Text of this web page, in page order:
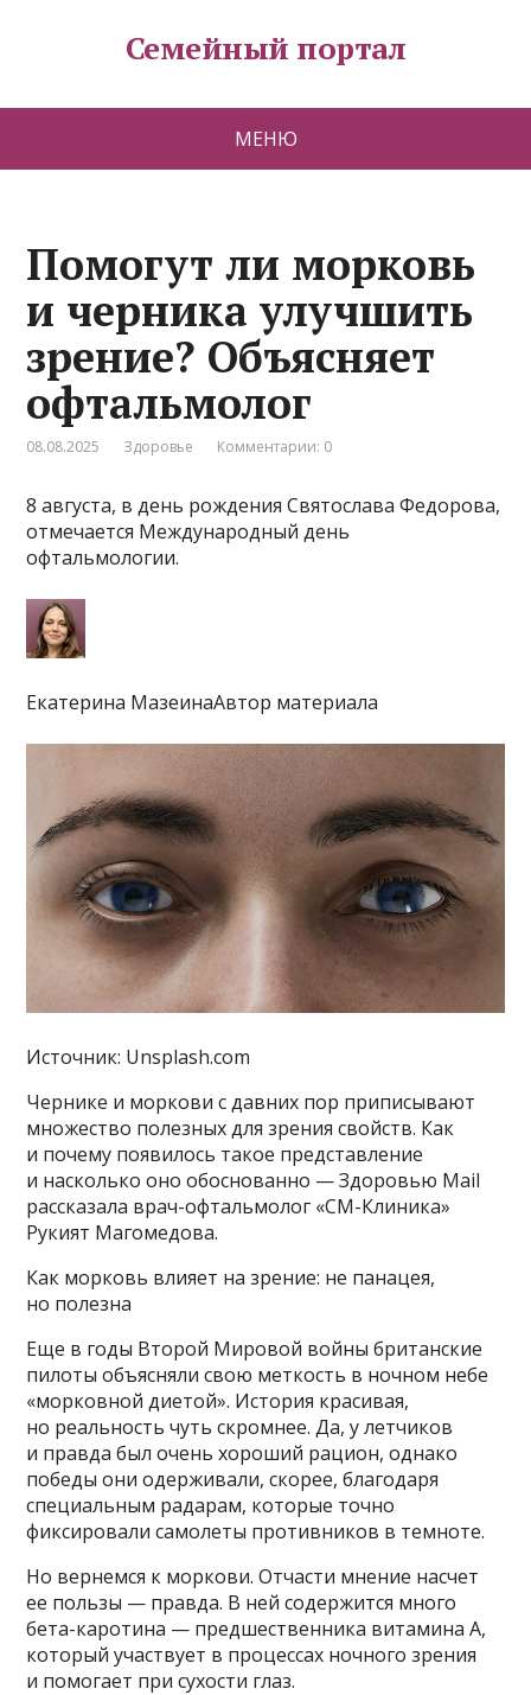
Семейный портал
МЕНЮ
Помогут ли морковь
и черника улучшить
зрение? Объясняет
офтальмолог
08.08.2025 Здоровье Комментарии: 0
8 августа, в день рождения Святослава Федорова,
отмечается Международный день
офтальмологии.
Екатерина МазеинаАвтор материала
Источник: Unsplash.com
Чернике и моркови с давних пор приписывают
множество полезных для зрения свойств. Как
и почему появилось такое представление
и насколько оно обоснованно — Здоровью Mail
рассказала врач-офтальмолог «СМ-Клиника»
Рукият Магомедова.
Как морковь влияет на зрение: не панацея,
но полезна
Еще в годы Второй Мировой войны британские
пилоты объясняли свою меткость в ночном небе
«морковной диетой». История красивая,
но реальность чуть скромнее. Да, у летчиков
и правда был очень хороший рацион, однако
победы они одерживали, скорее, благодаря
специальным радарам, которые точно
фиксировали самолеты противников в темноте.
Но вернемся к моркови. Отчасти мнение насчет
ее пользы — правда. В ней содержится много
бета-каротина — предшественника витамина А,
который участвует в процессах ночного зрения
и помогает при сухости глаз.